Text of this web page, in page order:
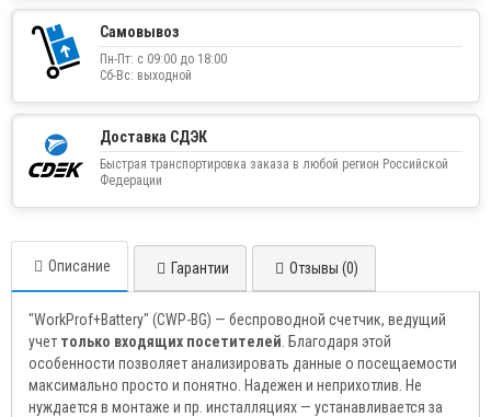
Самовывоз
Пн-Пт: с 09:00 до 18:00
Сб-Вс: выходной
Доставка СДЭК
Быстрая транспортировка заказа в любой регион Российской
Федерации
Описание Гарантии Отзывы (0)
"WorkProf+Battery" (CWP-BG) — беспроводной счетчик, ведущий
учет только входящих посетителей . Благодаря этой
особенности позволяет анализировать данные о посещаемости
максимально просто и понятно. Надежен и неприхотлив. Не
нуждается в монтаже и пр. инсталляциях — устанавливается за